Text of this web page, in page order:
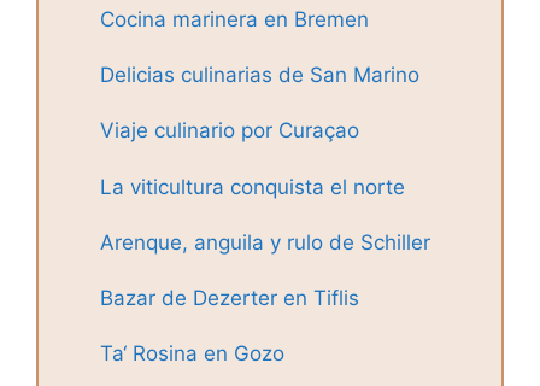
Cocina marinera en Bremen
Delicias culinarias de San Marino
Viaje culinario por Curaçao
La viticultura conquista el norte
Arenque, anguila y rulo de Schiller
Bazar de Dezerter en Tiflis
Ta‘ Rosina en Gozo